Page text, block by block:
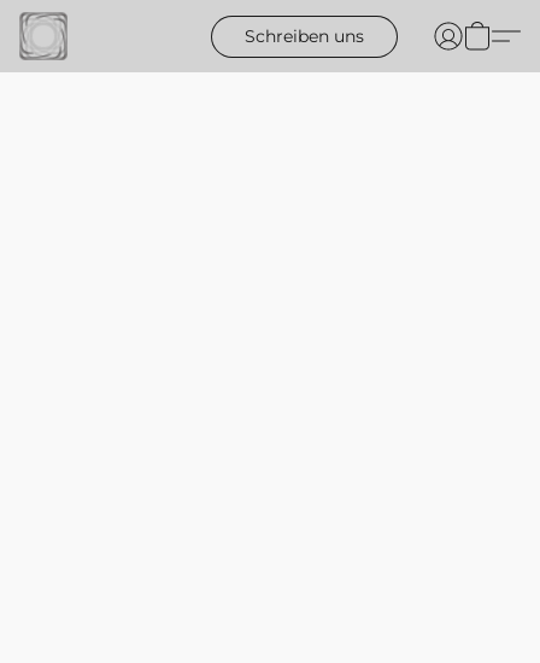
Schreiben uns